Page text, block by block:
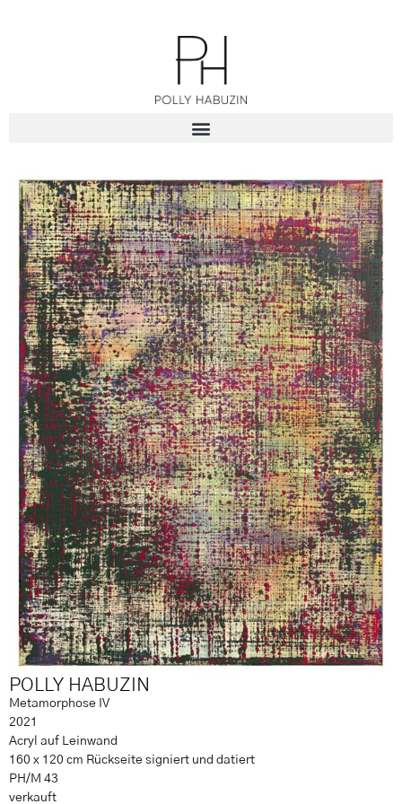
POLLY HABUZIN
Metamorphose IV
2021
Acryl auf Leinwand
160 x 120 cm Rückseite signiert und datiert
PH/M 43
verkauft